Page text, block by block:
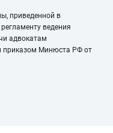
приведенной в
ведения
адвокатам
приказом Минюста РФ от